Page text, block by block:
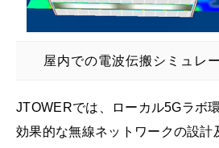
屋内での電波伝搬シミュレ
JTOWERでは、ローカル5Gラボ
効果的な無線ネットワークの設計